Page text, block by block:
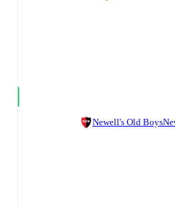
Newell's Old Boys